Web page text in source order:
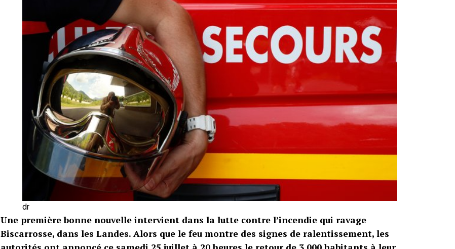
dr
Une première bonne nouvelle intervient dans la lutte contre l’incendie qui ravage
Biscarrosse, dans les Landes. Alors que le feu montre des signes de ralentissement, les